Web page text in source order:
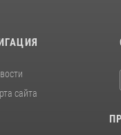
сайта